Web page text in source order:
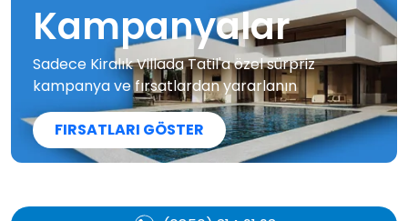
Kampanyalar
Sadece Kiralık Villada Tatil'a özel sürpriz
kampanya ve fırsatlardan yararlanın
FIRSATLARI GÖSTER